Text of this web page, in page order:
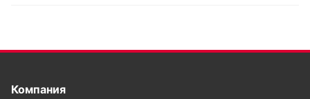
Компания